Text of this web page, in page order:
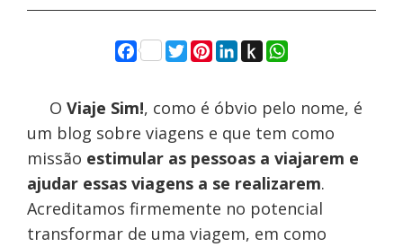
Facebook
Twitter
Pinterest
LinkedIn
Push
to
WhatsApp
O Viaje Sim!, como é óbvio pelo nome, é
um blog sobre viagens e que tem como
missão estimular as pessoas a viajarem e
ajudar essas viagens a se realizarem.
Acreditamos firmemente no potencial
transformar de uma viagem, em como